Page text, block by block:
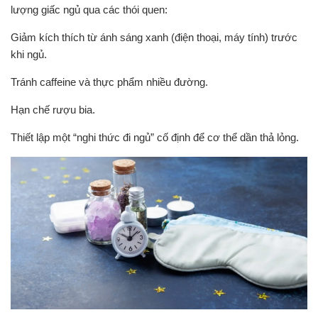
lượng giấc ngủ qua các thói quen:
Giảm kích thích từ ánh sáng xanh (điện thoại, máy tính) trước
khi ngủ.
Tránh caffeine và thực phẩm nhiều đường.
Hạn chế rượu bia.
Thiết lập một “nghi thức đi ngủ” cố định để cơ thể dần thả lỏng.